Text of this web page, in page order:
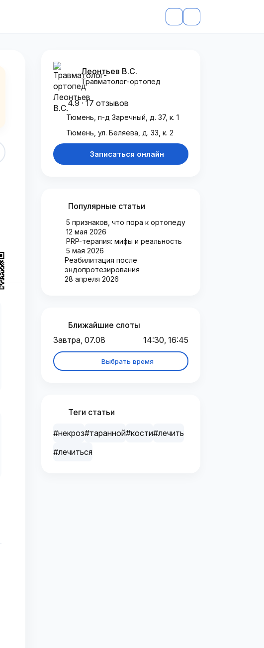
Леонтьев В.С.
Травматолог-ортопед
4.9 · 17 отзывов
Тюмень, п-д Заречный, д. 37, к. 1
Тюмень, ул. Беляева, д. 33, к. 2
Записаться онлайн
Популярные статьи
5 признаков, что пора к ортопеду
12 мая 2026
PRP-терапия: мифы и реальность
5 мая 2026
Реабилитация после
эндопротезирования
28 апреля 2026
Ближайшие слоты
Завтра, 07.08
14:30, 16:45
Выбрать время
Теги статьи
#некроз#таранной#кости#лечить
#лечиться